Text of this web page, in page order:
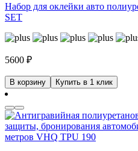
Набор для оклейки авто
SET
5600 ₽
В корзину Купить в 1 клик